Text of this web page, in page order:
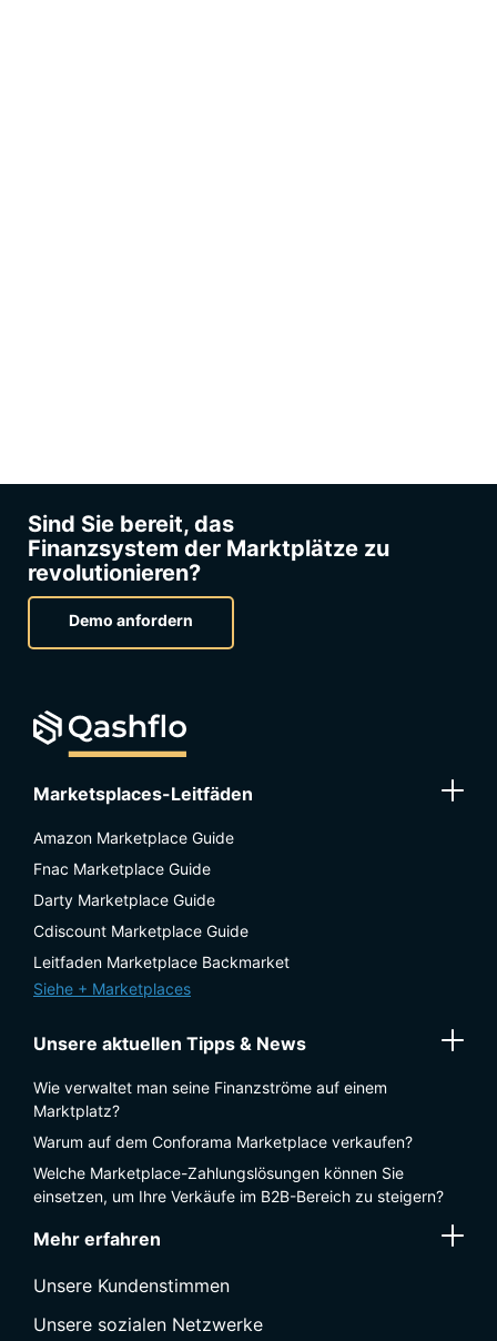
Sind Sie bereit, das
Finanzsystem der Marktplätze zu
revolutionieren?
Demo anfordern
Marketsplaces-Leitfäden
Amazon Marketplace Guide
Fnac Marketplace Guide
Darty Marketplace Guide
Cdiscount Marketplace Guide
Leitfaden Marketplace Backmarket
Siehe + Marketplaces
Unsere aktuellen Tipps & News
Wie verwaltet man seine Finanzströme auf einem
Marktplatz?
Warum auf dem Conforama Marketplace verkaufen?
Welche Marketplace-Zahlungslösungen können Sie
einsetzen, um Ihre Verkäufe im B2B-Bereich zu steigern?
Mehr erfahren
Unsere Kundenstimmen
Unsere sozialen Netzwerke